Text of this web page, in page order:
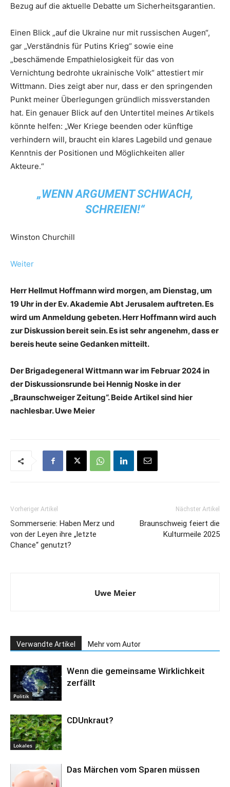
Bezug auf die aktuelle Debatte um Sicherheitsgarantien.
Einen Blick „auf die Ukraine nur mit russischen Augen“,
gar „Verständnis für Putins Krieg“ sowie eine
„beschämende Empathielosigkeit für das von
Vernichtung bedrohte ukrainische Volk“ attestiert mir
Wittmann. Dies zeigt aber nur, dass er den springenden
Punkt meiner Überlegungen gründlich missverstanden
hat. Ein genauer Blick auf den Untertitel meines Artikels
könnte helfen: „Wer Kriege beenden oder künftige
verhindern will, braucht ein klares Lagebild und genaue
Kenntnis der Positionen und Möglichkeiten aller
Akteure.“
„WENN ARGUMENT SCHWACH,
SCHREIEN!“
Winston Churchill
Weiter
Herr Hellmut Hoffmann wird morgen, am Dienstag, um
19 Uhr in der Ev. Akademie Abt Jerusalem auftreten. Es
wird um Anmeldung gebeten. Herr Hoffmann wird auch
zur Diskussion bereit sein. Es ist sehr angenehm, dass er
bereis heute seine Gedanken mitteilt.
Der Brigadegeneral Wittmann war im Februar 2024 in
der Diskussionsrunde bei Hennig Noske in der
„Braunschweiger Zeitung“. Beide Artikel sind hier
nachlesbar. Uwe Meier
Vorheriger Artikel
Sommerserie: Haben Merz und
von der Leyen ihre „letzte
Chance“ genutzt?
Nächster Artikel
Braunschweig feiert die
Kulturmeile 2025
Uwe Meier
Verwandte Artikel Mehr vom Autor
Politik
Wenn die gemeinsame Wirklichkeit
zerfällt
Lokales
CDUnkraut?
Das Märchen vom Sparen müssen